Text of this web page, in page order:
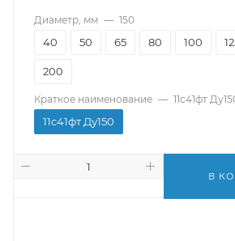
Диаметр, мм — 150
40 50 65 80 100
200
Краткое наименование — 11с41фт
11с41фт Ду150
В